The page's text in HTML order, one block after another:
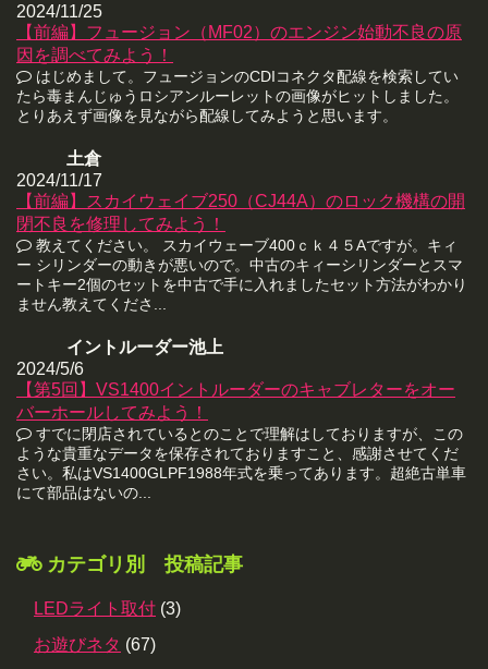
2024/11/25
【前編】フュージョン（MF02）のエンジン始動不良の原
因を調べてみよう！
はじめまして。フュージョンのCDIコネクタ配線を検索してい
たら毒まんじゅうロシアンルーレットの画像がヒットしました。
とりあえず画像を見ながら配線してみようと思います。
土倉
2024/11/17
【前編】スカイウェイブ250（CJ44A）のロック機構の開
閉不良を修理してみよう！
教えてください。 スカイウェーブ400ｃｋ４５Aですが。キィ
ー シリンダーの動きが悪いので。中古のキィーシリンダーとスマ
ートキー2個のセットを中古で手に入れましたセット方法がわかり
ません教えてくださ...
イントルーダー池上
2024/5/6
【第5回】VS1400イントルーダーのキャブレターをオー
バーホールしてみよう！
すでに閉店されているとのことで理解はしておりますが、この
ような貴重なデータを保存されておりますこと、感謝させてくだ
さい。私はVS1400GLPF1988年式を乗ってあります。超絶古単車
にて部品はないの...
カテゴリ別 投稿記事
LEDライト取付 (3)
お遊びネタ (67)